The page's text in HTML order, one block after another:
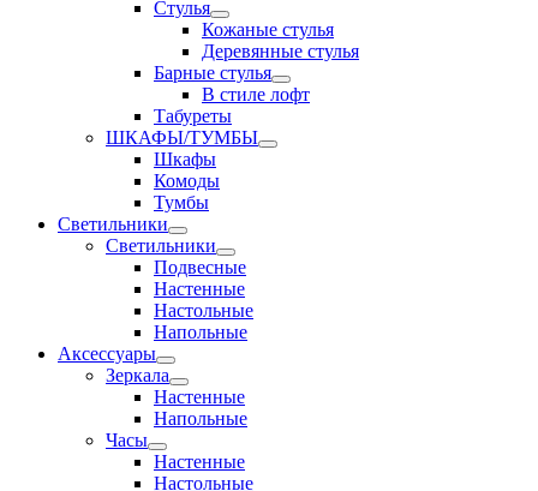
Стулья
Кожаные стулья
Деревянные стулья
Барные стулья
В стиле лофт
Табуреты
ШКАФЫ/ТУМБЫ
Шкафы
Комоды
Тумбы
Светильники
Светильники
Подвесные
Настенные
Настольные
Напольные
Аксессуары
Зеркала
Настенные
Напольные
Часы
Настенные
Настольные